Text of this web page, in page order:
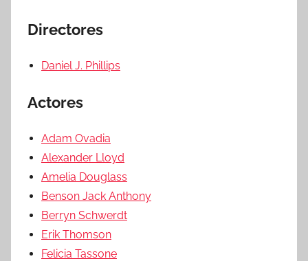
Directores
Daniel J. Phillips
Actores
Adam Ovadia
Alexander Lloyd
Amelia Douglass
Benson Jack Anthony
Berryn Schwerdt
Erik Thomson
Felicia Tassone